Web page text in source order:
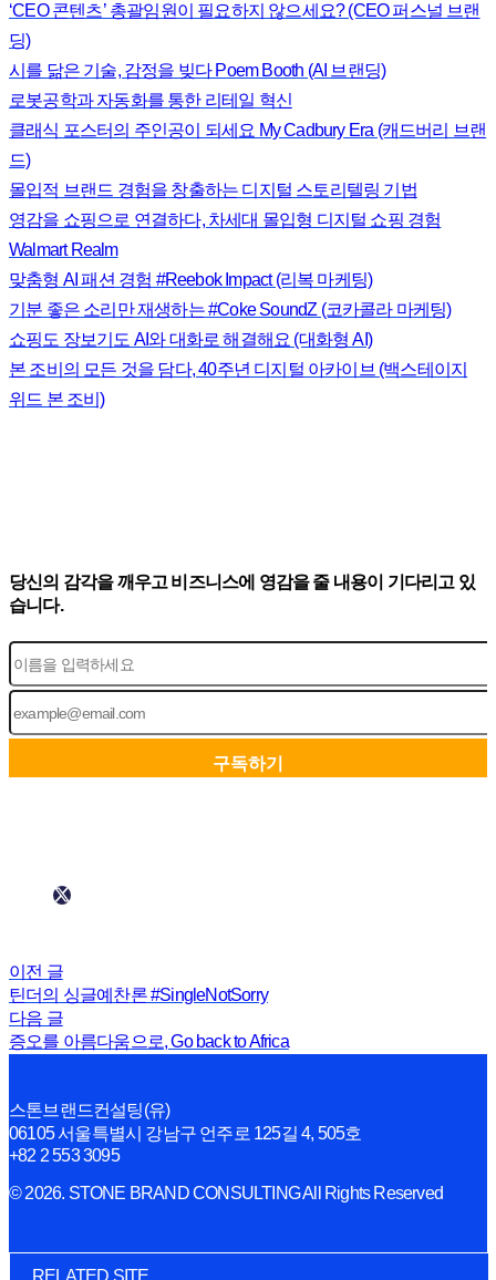
‘CEO 콘텐츠’ 총괄임원이 필요하지 않으세요? (CEO 퍼스널 브랜
딩)
시를 닮은 기술, 감정을 빚다 Poem Booth (AI 브랜딩)
로봇공학과 자동화를 통한 리테일 혁신
클래식 포스터의 주인공이 되세요 My Cadbury Era (캐드버리 브랜
드)
몰입적 브랜드 경험을 창출하는 디지털 스토리텔링 기법
영감을 쇼핑으로 연결하다, 차세대 몰입형 디지털 쇼핑 경험
Walmart Realm
맞춤형 AI 패션 경험 #Reebok Impact (리복 마케팅)
기분 좋은 소리만 재생하는 #Coke SoundZ (코카콜라 마케팅)
쇼핑도 장보기도 AI와 대화로 해결해요 (대화형 AI)
본 조비의 모든 것을 담다, 40주년 디지털 아카이브 (백스테이지
위드 본 조비)
당신의 감각을 깨우고 비즈니스에 영감을 줄 내용이 기다리고 있
습니다.
이전 글
틴더의 싱글예찬론 #SingleNotSorry
다음 글
증오를 아름다움으로, Go back to Africa
스톤브랜드컨설팅(유)
06105 서울특별시 강남구 언주로 125길 4, 505호
+82 2 553 3095
© 2026. STONE BRAND CONSULTING All Rights Reserved